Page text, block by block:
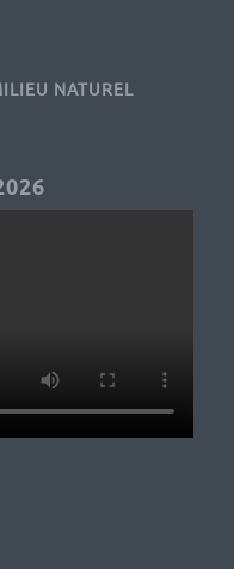
NATUREL